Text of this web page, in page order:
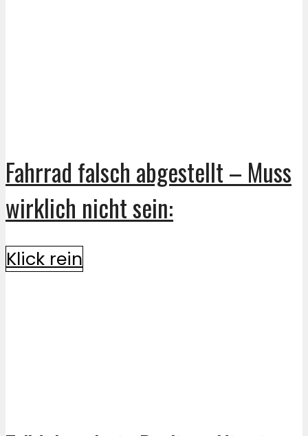
Fahrrad falsch abgestellt – Muss
wirklich nicht sein:
Klick rein